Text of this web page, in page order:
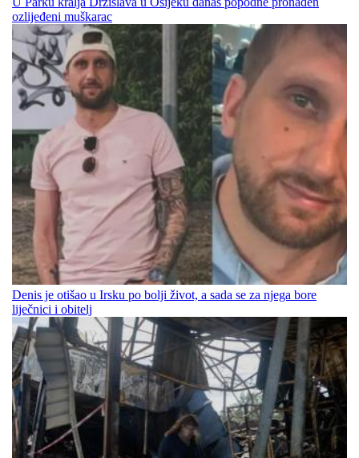
ozlijeđeni muškarac
Denis je otišao u Irsku po bolji život, a sada se za njega bore
liječnici i obitelj